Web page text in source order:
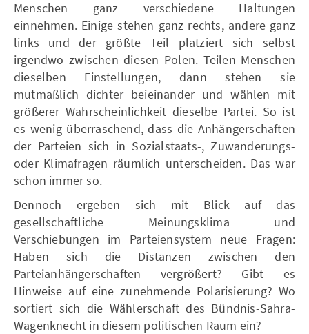
Menschen ganz verschiedene Haltungen
einnehmen. Einige stehen ganz rechts, andere ganz
links und der größte Teil platziert sich selbst
irgendwo zwischen diesen Polen. Teilen Menschen
dieselben Einstellungen, dann stehen sie
mutmaßlich dichter beieinander und wählen mit
größerer Wahrscheinlichkeit dieselbe Partei. So ist
es wenig überraschend, dass die Anhängerschaften
der Parteien sich in Sozialstaats-, Zuwanderungs-
oder Klimafragen räumlich unterscheiden. Das war
schon immer so.
Dennoch ergeben sich mit Blick auf das
gesellschaftliche Meinungsklima und
Verschiebungen im Parteiensystem neue Fragen:
Haben sich die Distanzen zwischen den
Parteianhängerschaften vergrößert? Gibt es
Hinweise auf eine zunehmende Polarisierung? Wo
sortiert sich die Wählerschaft des Bündnis-Sahra-
Wagenknecht in diesem politischen Raum ein?